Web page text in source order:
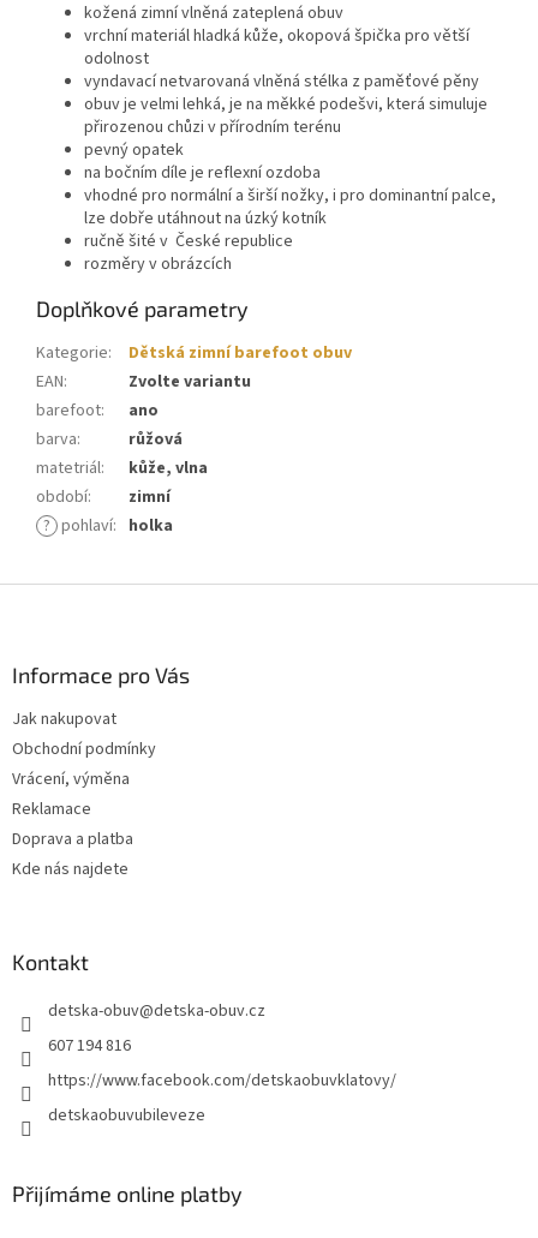
kožená zimní vlněná zateplená obuv
vrchní materiál hladká kůže, okopová špička pro větší
odolnost
vyndavací netvarovaná vlněná stélka z paměťové pěny
obuv je velmi lehká, je na měkké podešvi, která simuluje
přirozenou chůzi v přírodním terénu
pevný opatek
na bočním díle je reflexní ozdoba
vhodné pro normální a širší nožky, i pro dominantní palce,
lze dobře utáhnout na úzký kotník
ručně šité v České republice
rozměry v obrázcích
Doplňkové parametry
Kategorie:
Dětská zimní barefoot obuv
EAN:
Zvolte variantu
barefoot:
ano
barva:
růžová
matetriál:
kůže, vlna
období:
zimní
? pohlaví: holka
Informace pro Vás
Jak nakupovat
Obchodní podmínky
Vrácení, výměna
Reklamace
Doprava a platba
Kde nás najdete
Kontakt
detska-obuv@detska-obuv.cz
607 194 816
https://www.facebook.com/detskaobuvklatovy/
detskaobuvubileveze
Přijímáme online platby